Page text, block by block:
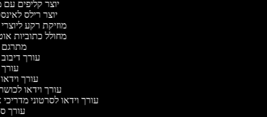
יוצר קליפים
יוצר רילס
מוזיקת רקע
מחולל כתוביות
עורך
עורך
עורך וידאו
עורך וידאו לסרטוני
עורך